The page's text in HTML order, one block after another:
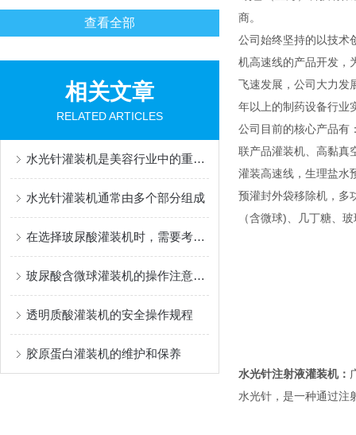
查看全部
相关文章
RELATED ARTICLES
水光针灌装机是美容行业中的重要设备
水光针灌装机通常由多个部分组成
在选择玻尿酸灌装机时，需要考虑以下几个因素
玻尿酸含微球灌装机的操作注意事项
透明质酸灌装机的安全操作规程
胶原蛋白灌装机的维护和保养
商。
公司始终坚持的以技术
机高速线的产品开发，
飞速发展，公司大力发
年以上的制药设备行业
公司目前的核心产品有
联产品灌装机、高黏真
灌装高速线，生理盐水
预灌封外袋移除机，多
（含微球)、几丁糖、
水光针注射液灌装机：
水光针，是一种通过注